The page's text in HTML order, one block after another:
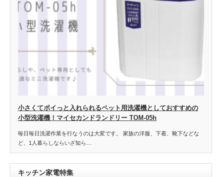
小さくてポイっと入れられるペット用洗濯機としておすすめの
小型洗濯機！マイセカンドランドリー TOM-05h
毎日毎日洗濯作業を行なうのは大変です。 家族の洋服、下着、靴下などな
ど、1人暮らしならいざ知ら…
キッチン家電特集